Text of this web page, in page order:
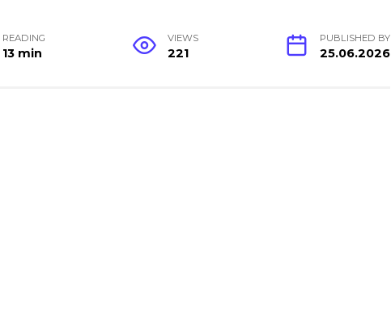
READING
13 min
VIEWS
221
PUBLISHED BY
25.06.2026